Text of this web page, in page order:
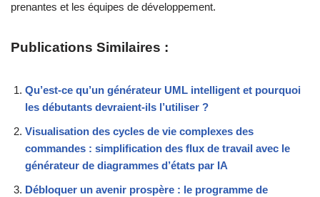
prenantes et les équipes de développement.
Publications Similaires :
Qu’est-ce qu’un générateur UML intelligent et pourquoi
les débutants devraient-ils l’utiliser ?
Visualisation des cycles de vie complexes des
commandes : simplification des flux de travail avec le
générateur de diagrammes d’états par IA
Débloquer un avenir prospère : le programme de